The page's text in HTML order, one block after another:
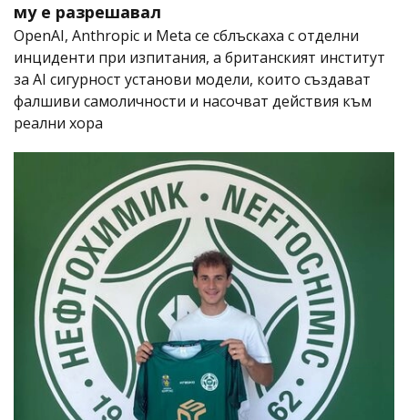
му е разрешавал
OpenAI, Anthropic и Meta се сблъскаха с отделни
инциденти при изпитания, а британският институт
за AI сигурност установи модели, които създават
фалшиви самоличности и насочват действия към
реални хора